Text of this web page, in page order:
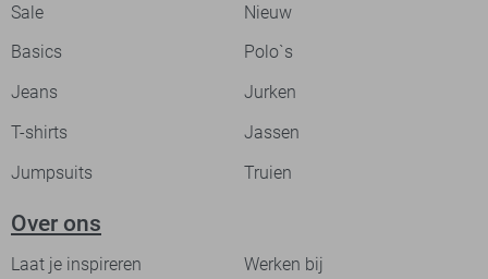
Sale
Nieuw
Basics
Polo`s
Jeans
Jurken
T-shirts
Jassen
Jumpsuits
Truien
Over ons
Laat je inspireren Werken bij